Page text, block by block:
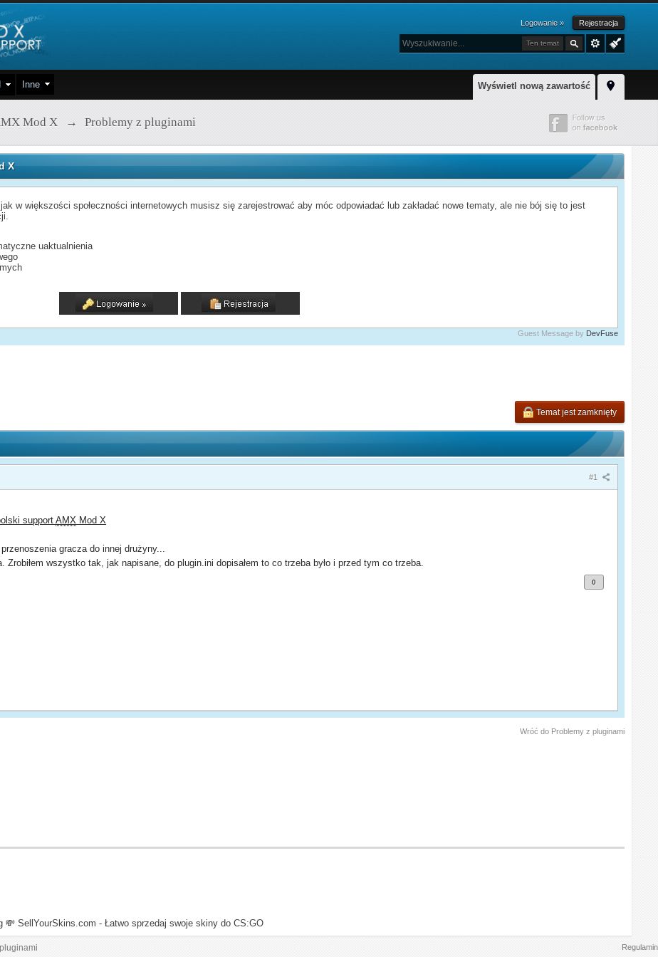
Logowanie » Rejestracja
Ten temat
Wyświetl nową zawartość
Inne
Mod X → Problemy z pluginami
X
w większości społeczności internetowych musisz się zarejestrować aby móc odpowiadać lub zakładać nowe tematy, ale nie bój się to jest
uaktualnienia
Guest Message by DevFuse
Temat jest zamknięty
#1
supportAMX Mod X
gracza do innej drużyny...
Zrobiłem wszystko tak, jak napisane, do plugin.ini dopisałem to co trzeba było i przed tym co trzeba.
0
Wróć do Problemy z pluginami
💸 SellYourSkins.com - Łatwo sprzedaj swoje skiny do CS:GO
Regulamin